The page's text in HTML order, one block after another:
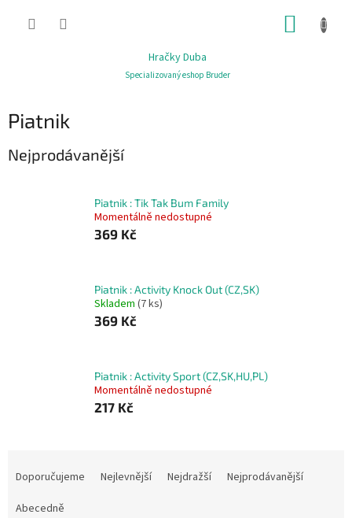
Hračky Duba
Specializovaný eshop Bruder
Piatnik
Nejprodávanější
Piatnik : Tik Tak Bum Family
Momentálně nedostupné
369 Kč
Piatnik : Activity Knock Out (CZ,SK)
Skladem (7 ks)
369 Kč
Piatnik : Activity Sport (CZ,SK,HU,PL)
Momentálně nedostupné
217 Kč
Doporučujeme Nejlevnější Nejdražší
Nejprodávanější
Abecedně